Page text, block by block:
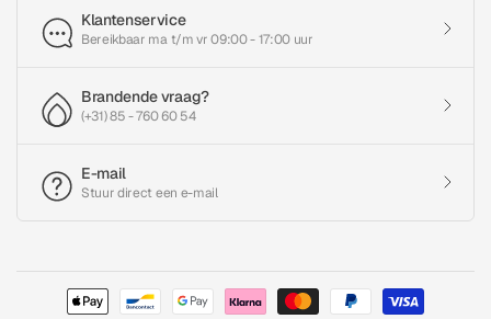
Klantenservice
Bereikbaar ma t/m vr 09:00 - 17:00 uur
Brandende vraag?
(+31) 85 - 760 60 54
E-mail
Stuur direct een e-mail